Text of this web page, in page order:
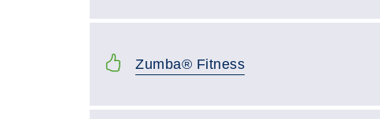
Zumba® Fitness